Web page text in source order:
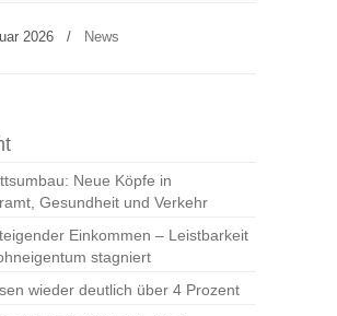
2026 / News
Neue Köpfe in
Gesundheit und Verkehr
Einkommen – Leistbarkeit
stagniert
wieder deutlich über 4 Prozent